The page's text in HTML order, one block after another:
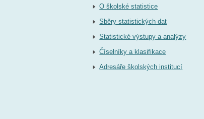
O školské statistice
Sběry statistických dat
Statistické výstupy a analýzy
Číselníky a klasifikace
Adresáře školských institucí